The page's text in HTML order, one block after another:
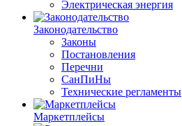
Электрическая энергия
Законодательство
Законы
Постановления
Перечни
СанПиНы
Технические регламенты
Маркетплейсы